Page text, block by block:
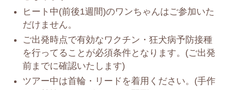
ヒート中(前後1週間)のワンちゃんはご参加いた
だけません。
ご出発時点で有効なワクチン・狂犬病予防接種
を行ってることが必須条件となります。(ご出発
前までに確認いたします)
ツアー中は首輪・リードを着用ください。(手作